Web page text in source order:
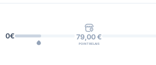
0€ 79,00 €
POINT RELAIS